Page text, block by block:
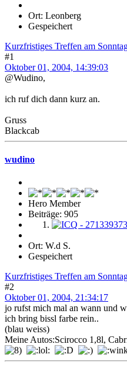
Ort: Leonberg
Gespeichert
Kurzfristiges Treffen am
#1
Oktober 01, 2004, 14:39:03
@Wudino,
ich ruf dich dann kurz an.
Gruss
Blackcab
wudino
Hero Member
Beiträge: 905
Ort: W.d S.
Gespeichert
Kurzfristiges Treffen am
#2
Oktober 01, 2004, 21:34:17
jo rufst mich mal an wann und
ich bring bissl farbe rein..
(blau weiss)
Meine Autos:Scirocco 1,8l,